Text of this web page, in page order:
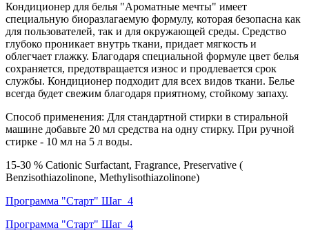
Кондиционер для белья "Ароматные мечты" имеет
специальную биоразлагаемую формулу, которая безопасна как
для пользователей, так и для окружающей среды. Средство
глубоко проникает внутрь ткани, придает мягкость и
облегчает глажку. Благодаря специальной формуле цвет белья
сохраняется, предотвращается износ и продлевается срок
службы. Кондиционер подходит для всех видов ткани. Белье
всегда будет свежим благодаря приятному, стойкому запаху.
Способ применения: Для стандартной стирки в стиральной
машине добавьте 20 мл средства на одну стирку. При ручной
стирке - 10 мл на 5 л воды.
15-30 % Cationic Surfactant, Fragrance, Preservative (
Benzisothiazolinone, Methylisothiazolinone)
Программа "Старт" Шаг_4
Программа "Старт" Шаг_4